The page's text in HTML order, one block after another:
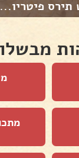
תירס פיטריו...